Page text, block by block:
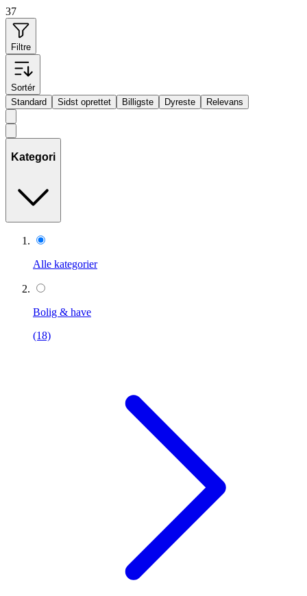
37
Filtre
Sortér
Standard
Sidst oprettet Billigste Dyreste Relevans
Kategori
Alle kategorier
Bolig & have
(18)